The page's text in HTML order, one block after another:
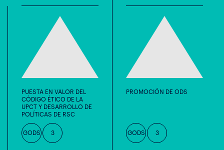
PUESTA EN VALOR DEL
CÓDIGO ÉTICO DE LA
UPCT Y DESARROLLO DE
POLÍTICAS DE RSC
GODS 3
PROMOCIÓN DE ODS
GODS 3